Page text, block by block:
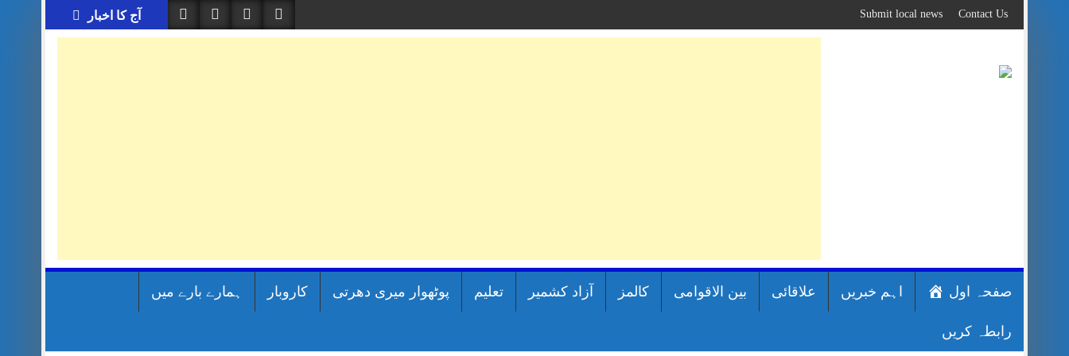
to
content
آج کا اخبار Contact Us
Submit local news
صفحہ اول اہم خبریں علاقائی بین الاقوامی کالمز آزاد کشمیر تعلیم پوٹھوار میری دھرتی کاروبار ہمارے بارے میں
رابطہ کریں